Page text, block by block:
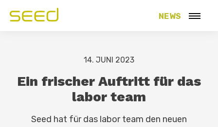
NEWS
14. JUNI 2023
Ein frischer Auftritt für das
labor team
Seed hat für das labor team den neuen